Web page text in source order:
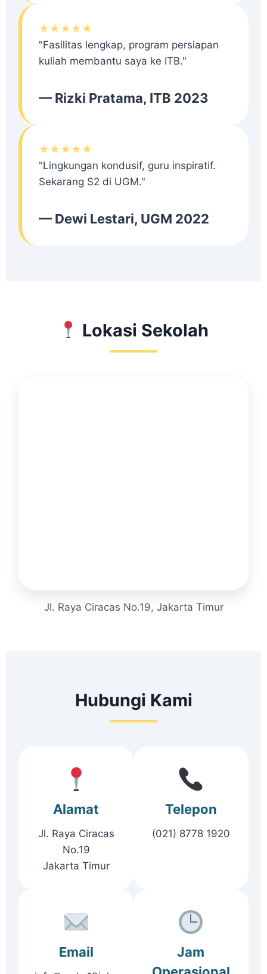
★★★★★
"Fasilitas lengkap, program persiapan
kuliah membantu saya ke ITB."
— Rizki Pratama, ITB 2023
★★★★★
"Lingkungan kondusif, guru inspiratif.
Sekarang S2 di UGM."
— Dewi Lestari, UGM 2022
Lokasi Sekolah
Jl. Raya Ciracas No.19, Jakarta Timur
Hubungi Kami
Alamat
Jl. Raya Ciracas
No.19
Jakarta Timur
Telepon
(021) 8778 1920
Email
Jam